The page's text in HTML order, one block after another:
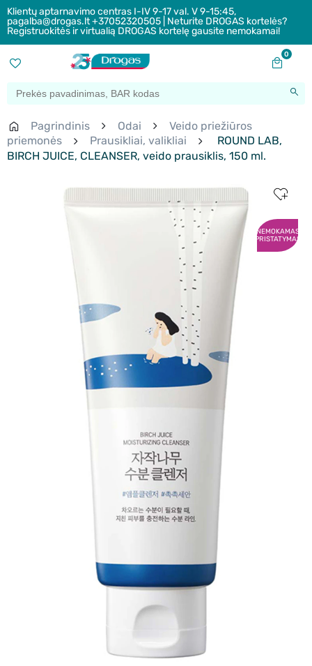
Klientų aptarnavimo centras I-IV 9-17 val. V 9-15:45,
pagalba@drogas.lt +37052320505 | Neturite DROGAS kortelės?
Registruokitės ir virtualią DROGAS kortelę gausite nemokamai!
0
Pagrindinis Odai
Veido priežiūros
priemonės
Prausikliai, valikliai
ROUND LAB,
BIRCH JUICE, CLEANSER, veido prausiklis, 150 ml.
NEMOKAMAS
PRISTATYMAS